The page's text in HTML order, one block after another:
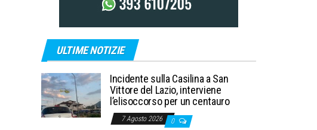
ULTIME NOTIZIE
Incidente sulla Casilina a San
Vittore del Lazio, interviene
l’elisoccorso per un centauro
7 Agosto 2026 0